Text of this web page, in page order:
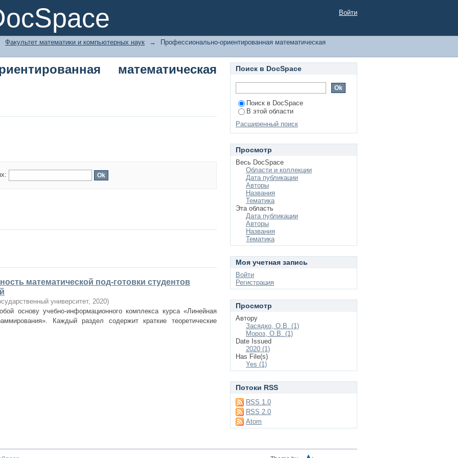
математическая подготовка Войти
Факультет математики и компьютерных наук → Профессионально-ориентированная математическая
математическая
математической под-готовки студентов
университет, 2020)
основу учебно-информационного комплекса курса «Линейная
Каждый раздел содержит краткие теоретические
Поиск в DocSpace
Поиск в DocSpace
В этой области
Расширенный поиск
Просмотр
Весь DocSpace
Области и коллекции
Дата публикации
Авторы
Названия
Тематика
Эта область
Дата публикации
Авторы
Названия
Тематика
Моя учетная запись
Войти
Регистрация
Просмотр
Автору
Засядко, О.В. (1)
Мороз, О.В. (1)
Date Issued
2020 (1)
Has File(s)
Yes (1)
Потоки RSS
RSS 1.0
RSS 2.0
Atom